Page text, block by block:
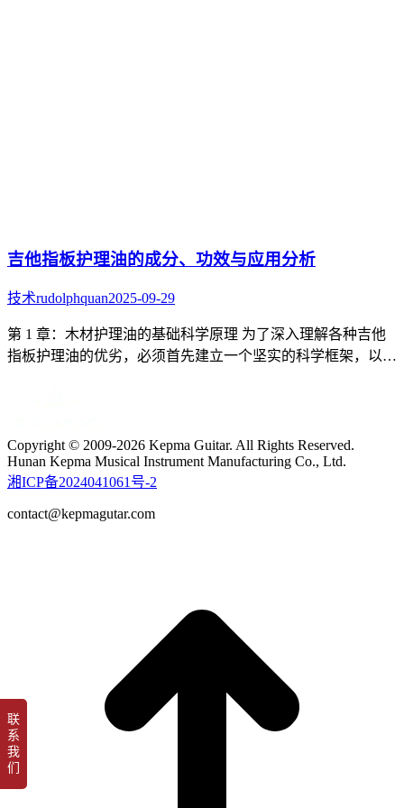
吉他指板护理油的成分、功效与应用分析
技术rudolphquan2025-09-29
第 1 章：木材护理油的基础科学原理 为了深入理解各种吉他
指板护理油的优劣，必须首先建立一个坚实的科学框架，以…
Copyright © 2009-2026 Kepma Guitar. All Rights Reserved.
Hunan Kepma Musical Instrument Manufacturing Co., Ltd.
湘ICP备2024041061号-2
contact@kepmagutar.com
联
系
我
们